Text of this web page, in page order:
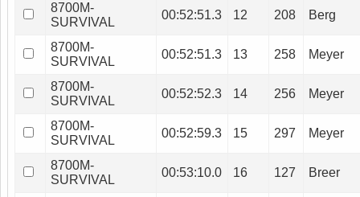
8700M-
SURVIVAL
00:52:51.3 12 208 Berg
8700M-
SURVIVAL
00:52:51.3 13 258 Meyer
8700M-
SURVIVAL
00:52:52.3 14 256 Meyer
8700M-
SURVIVAL
00:52:59.3 15 297 Meyer
8700M-
SURVIVAL
00:53:10.0 16 127 Breer